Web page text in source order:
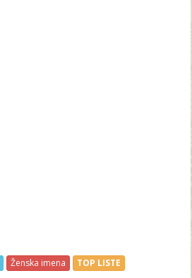
Ženska imena
TOP LISTE